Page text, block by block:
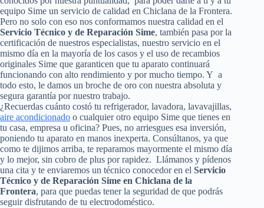
equipo Sime un servicio de calidad en Chiclana de la Frontera.
Pero no solo con eso nos conformamos nuestra calidad en el
Servicio Técnico y de Reparación Sime, también pasa por la
certificación de nuestros especialistas, nuestro servicio en el
mismo día en la mayoría de los casos y el uso de recambios
originales Sime que garanticen que tu aparato continuará
funcionando con alto rendimiento y por mucho tiempo. Y a
todo esto, le damos un broche de oro con nuestra absoluta y
segura garantía por nuestro trabajo.
¿Recuerdas cuánto costó tu refrigerador, lavadora, lavavajillas,
aire acondicionado o cualquier otro equipo Sime que tienes en
tu casa, empresa u oficina? Pues, no arriesgues esa inversión,
poniendo tu aparato en manos inexperta. Consúltanos, ya que
como te dijimos arriba, te reparamos mayormente el mismo día
y lo mejor, sin cobro de plus por rapidez. Llámanos y pídenos
una cita y te enviaremos un técnico conocedor en el Servicio
Técnico y de Reparación Sime en Chiclana de la
Frontera, para que puedas tener la seguridad de que podrás
seguir disfrutando de tu electrodoméstico.